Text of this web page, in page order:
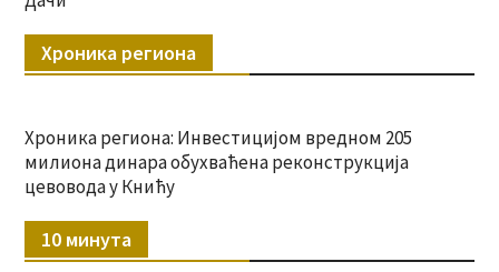
Хроника региона
Хроника региона: Инвестицијом вредном 205
милиона динара обухваћена реконструкција
цевовода у Книћу
10 минута